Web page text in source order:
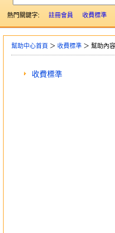
熱門關鍵字: 註冊會員 收費標準
幫助中心首頁 ＞ 收費標準 ＞ 幫助內容
收費標準